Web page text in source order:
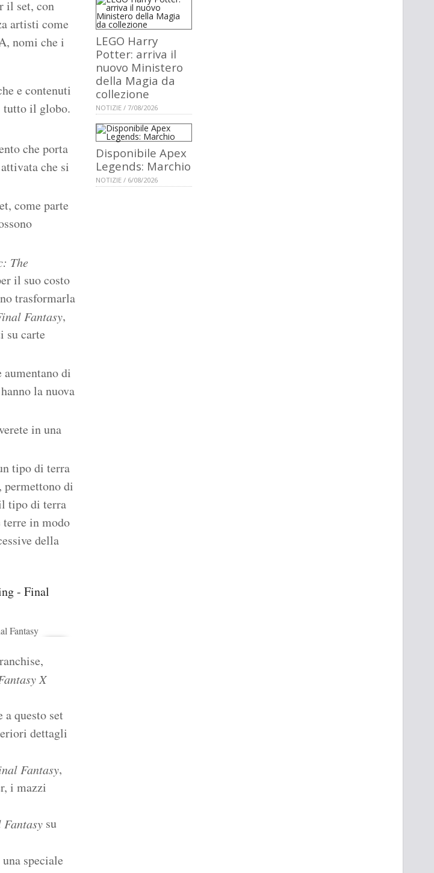
il set, con
artisti come
nomi che i
e contenuti
tutto il globo.
che porta
che si
come parte
The
il suo costo
trasformarla
Fantasy,
su carte
di
la nuova
in una
tipo di terra
permettono di
tipo di terra
in modo
della
Fantasy
X
a questo set
dettagli
Fantasy,
i mazzi
su
speciale
LEGO Harry
Potter: arriva il
nuovo Ministero
della Magia da
collezione
NOTIZIE / 7/08/2026
Disponibile Apex
Legends: Marchio
NOTIZIE / 6/08/2026